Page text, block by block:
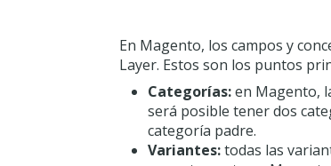
En Magento, los campos y
Layer. Estos son los puntos
Categorías:en Magento,
será posible tener dos
categoría padre.
Variantes:todas las